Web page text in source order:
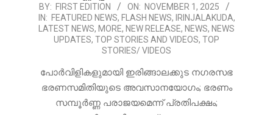
2025-
11-
BY: FIRST EDITION ON: NOVEMBER 1, 2025
IN: FEATURED NEWS, FLASH NEWS, IRINJALAKUDA,
LATEST NEWS, MORE, NEW RELEASE, NEWS, NEWS
UPDATES, TOP STORIES AND VIDEOS, TOP
STORIES/ VIDEOS
പോർവിളികളുമായി ഇരിങ്ങാലക്കുട നഗരസഭ
ഭരണസമിതിയുടെ അവസാനയോഗം; ഭരണം
സമ്പൂർണ്ണ പരാജയമെന്ന് പ്രതിപക്ഷം;